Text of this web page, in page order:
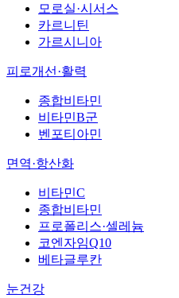
모로실·시서스
카르니틴
가르시니아
피로개선·활력
종합비타민
비타민B군
벤포티아민
면역·항산화
비타민C
종합비타민
프로폴리스·셀레늄
코엔자임Q10
베타글루칸
눈건강